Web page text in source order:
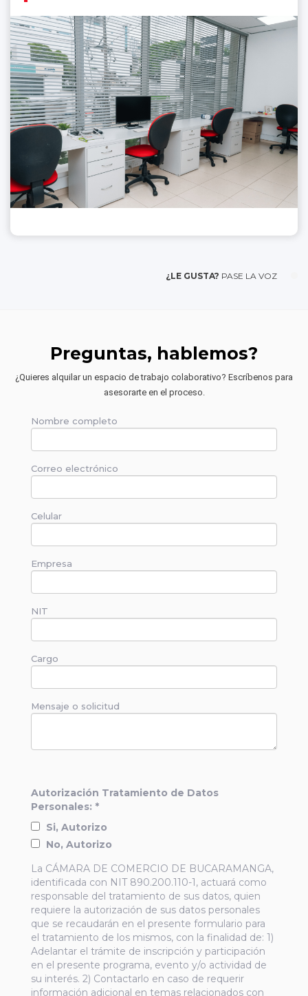
¿LE GUSTA? PASE LA VOZ
Preguntas, hablemos?
¿Quieres alquilar un espacio de trabajo colaborativo? Escríbenos para
asesorarte en el proceso.
Nombre completo
Correo electrónico
Celular
Empresa
NIT
Cargo
Mensaje o solicitud
Autorización Tratamiento de Datos
Personales: *
Si, Autorizo
No, Autorizo
La CÁMARA DE COMERCIO DE BUCARAMANGA,
identificada con NIT 890.200.110-1, actuará como
responsable del tratamiento de sus datos, quien
requiere la autorización de sus datos personales
que se recaudarán en el presente formulario para
el tratamiento de los mismos, con la finalidad de: 1)
Adelantar el trámite de inscripción y participación
en el presente programa, evento y/o actividad de
su interés. 2) Contactarlo en caso de requerir
información adicional en temas relacionados con